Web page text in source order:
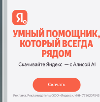
эффект объема и
сделан на уютные,
кленового блонда до
pravda.ru | 51 minutes ago